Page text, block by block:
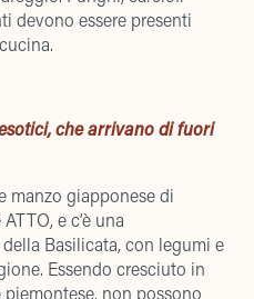
devono essere presenti
che arrivano di fuori
manzo giapponese di
e c’è una
Basilicata, con legumi e
Essendo cresciuto in
non possono